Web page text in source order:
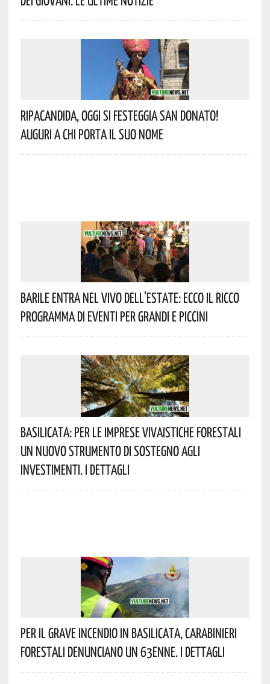
Ripacandida, Oggi Si Festeggia San Donato!
Auguri A Chi Porta Il Suo Nome
Barile Entra Nel Vivo Dell’estate: Ecco Il Ricco
Programma Di Eventi Per Grandi E Piccini
Basilicata: Per Le Imprese Vivaistiche Forestali
Un Nuovo Strumento Di Sostegno Agli
Investimenti. I Dettagli
Per Il Grave Incendio In Basilicata, Carabinieri
Forestali Denunciano Un 63enne. I Dettagli